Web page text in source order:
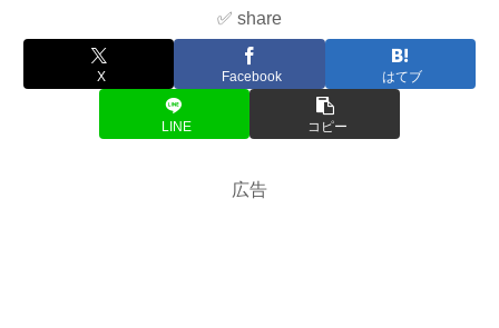
✅ share
X Facebook はてブ
LINE コピー
広告